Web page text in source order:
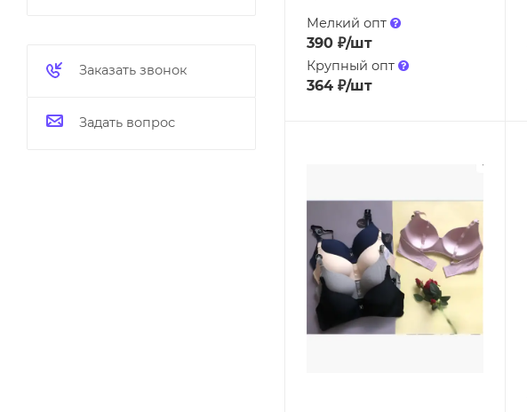
Мелкий опт
390 ₽/шт
Крупный опт
364 ₽/шт
Заказать звонок
Задать вопрос